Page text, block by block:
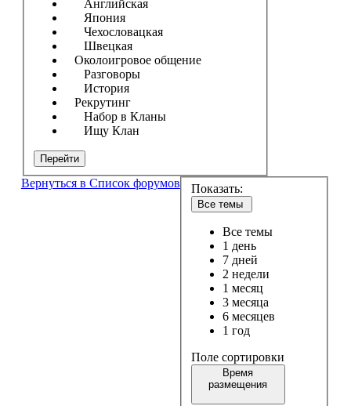
Английская
Япония
Чехословацкая
Швецкая
Околоигровое общение
Разговоры
История
Рекрутинг
Набор в Кланы
Ищу Клан
Перейти
Вернуться в Список форумов Показать:
Все темы
Все темы
1 день
7 дней
2 недели
1 месяц
3 месяца
6 месяцев
1 год
Поле сортировки
Время
размещения